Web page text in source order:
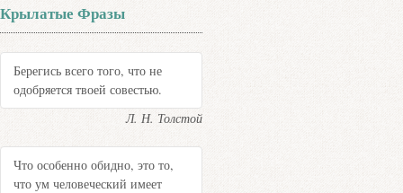
Крылатые Фразы
Берегись всего того, что не
одобряется твоей совестью.
Л. Н. Толстой
Что особенно обидно, это то,
что ум человеческий имеет